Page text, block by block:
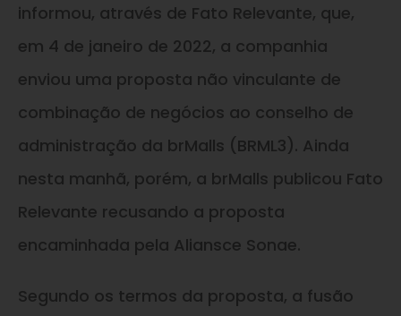
informou, através de Fato Relevante, que,
em 4 de janeiro de 2022, a companhia
enviou uma proposta não vinculante de
combinação de negócios ao conselho de
administração da brMalls (BRML3). Ainda
nesta manhã, porém, a brMalls publicou Fato
Relevante recusando a proposta
encaminhada pela Aliansce Sonae.
Segundo os termos da proposta, a fusão